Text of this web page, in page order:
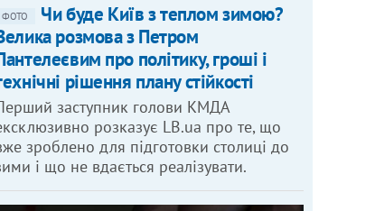
ФОТО
Чи буде Київ з теплом зимою?
розмова з Петром
про політику, гроші і
рішення плану стійкості
заступник голови КМДА
розказує LB.ua про те, що
зроблено для підготовки столиці до
і що не вдається реалізувати.